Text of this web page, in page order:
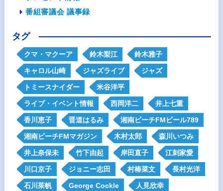
番組審議会 議事録
タグ
クマ・マクーア 鈴木梨江 鈴木雅子
キャロル山崎 ジャズライブ ジャズ
トミースナイダー 米谷洋平
ライブ・イベント情報 西岡洋二 井上七重
香川恵子 晋道はるみ 湘南ビーチFMビール789
湘南ビーチFMマガジン 木村太郎 森川いつみ
井上奈保未 竹下由起 岸田直子 江刺家愛
川口京子 ジョニー志田 村椿菜文 長村光洋
石川茱帆 George Cockle 人見欣幸